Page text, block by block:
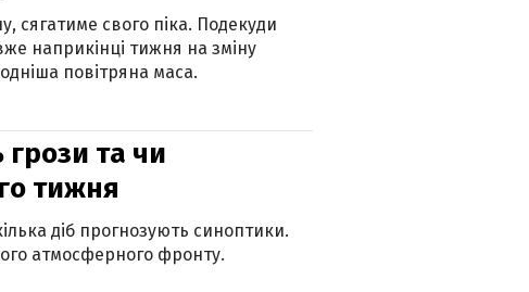
свого піка. Подекуди
наприкінці тижня на зміну
повітряна маса.
грози та чи
тижня
діб прогнозують синоптики.
атмосферного фронту.